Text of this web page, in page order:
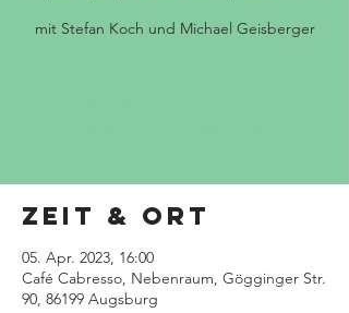
mit Stefan Koch und Michael Geisberger
Zeit & Ort
05. Apr. 2023, 16:00
Café Cabresso, Nebenraum, Gögginger Str.
90, 86199 Augsburg